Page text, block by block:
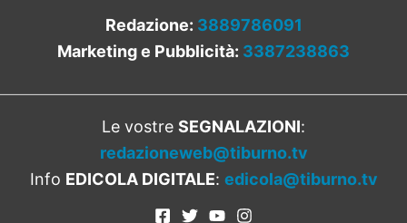
Redazione: 3889786091
Marketing e Pubblicità: 3387238863
Le vostre SEGNALAZIONI:
redazioneweb@tiburno.tv
Info EDICOLA DIGITALE: edicola@tiburno.tv